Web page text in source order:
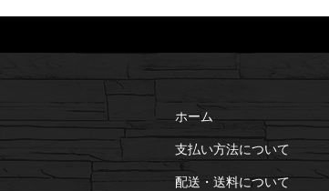
ホーム
支払い方法について
配送・送料について